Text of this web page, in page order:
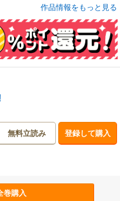
教育係の蜂田(はちだ)にHな手
ボディーガードの主従ラブｖ
作品情報をもっと見る
無料立読み 登録して購入
巻購入